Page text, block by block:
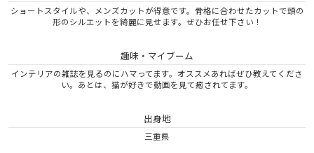
ショートスタイルや、メンズカットが得意です。骨格に合わせたカットで頭の
形のシルエットを綺麗に見せます。ぜひお任せ下さい！
趣味・マイブーム
インテリアの雑誌を見るのにハマってます。オススメあればぜひ教えてくださ
い。あとは、猫が好きで動画を見て癒されてます。
出身地
三重県